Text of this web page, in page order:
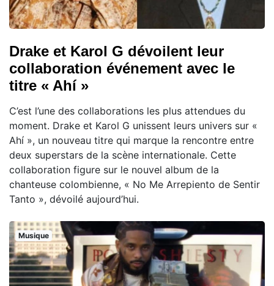
Drake et Karol G dévoilent leur
collaboration événement avec le
titre « Ahí »
C’est l’une des collaborations les plus attendues du
moment. Drake et Karol G unissent leurs univers sur «
Ahí », un nouveau titre qui marque la rencontre entre
deux superstars de la scène internationale. Cette
collaboration figure sur le nouvel album de la
chanteuse colombienne, « No Me Arrepiento de Sentir
Tanto », dévoilé aujourd’hui.
Musique